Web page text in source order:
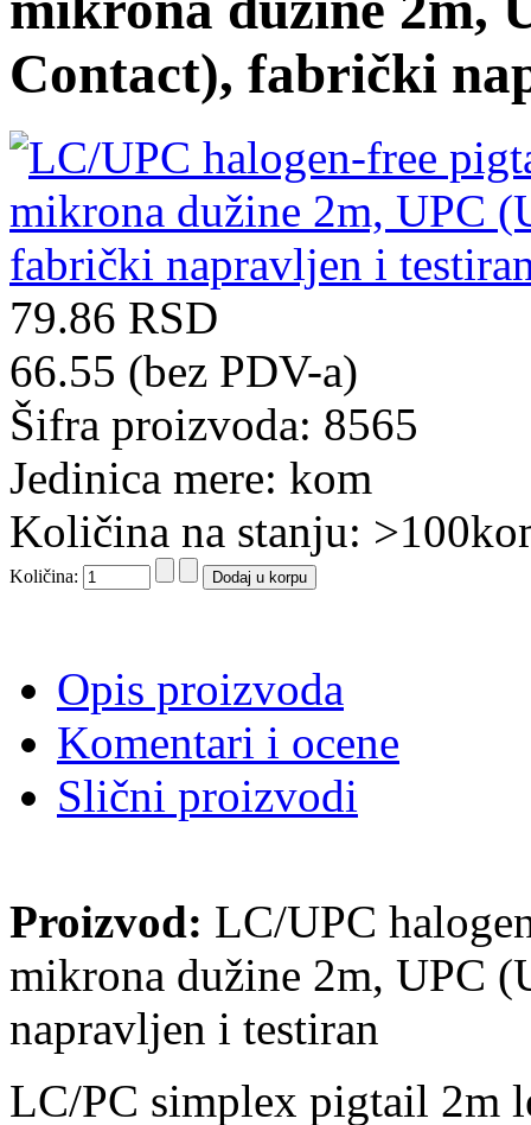
Contact), fabrički
79.86 RSD
66.55 (bez PDV-a)
Šifra proizvoda: 8565
Jedinica mere: kom
Količina na stanju:
Količina:
Opis proizvoda
Komentari i ocene
Slični proizvodi
Proizvod: LC/UPC
mikrona dužine 2m, UPC
napravljen i testiran
LC/PC simplex pigtail 2m